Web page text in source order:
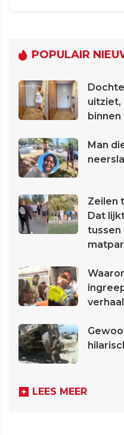
POPULAIR
uitziet,
binnen
Man
Zeilen
Dat
tussen
LEES MEER